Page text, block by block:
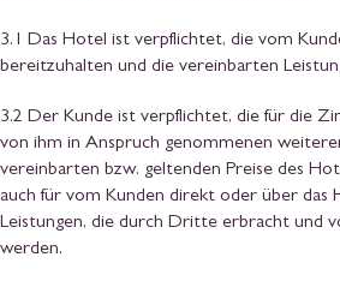
3.1 Das Hotel ist verpflichtet, die vom
bereitzuhalten und die vereinbarten
3.2 Der Kunde ist verpflichtet, die für die
von ihm in Anspruch genommenen
vereinbarten bzw. geltenden Preise des
auch für vom Kunden direkt oder über das
Leistungen, die durch Dritte erbracht und
werden.